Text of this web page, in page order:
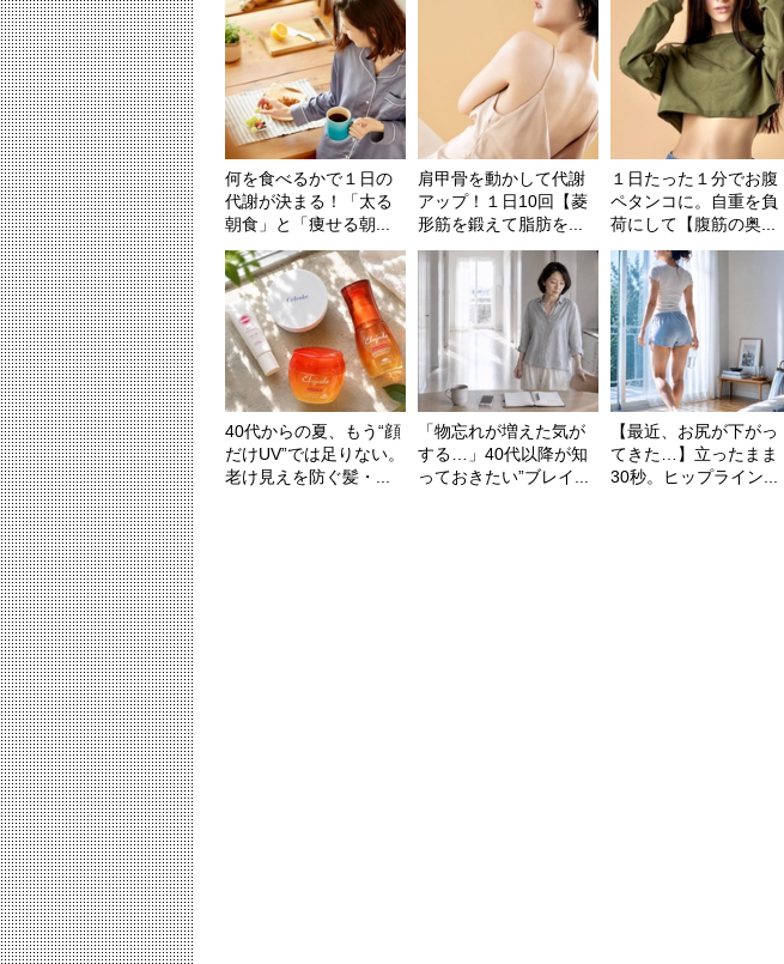
何を食べるかで１日の
代謝が決まる！「太る
朝食」と「痩せる朝...
肩甲骨を動かして代謝
アップ！１日10回【菱
形筋を鍛えて脂肪を...
１日たった１分でお腹
ペタンコに。自重を負
荷にして【腹筋の奥...
40代からの夏、もう“顔
だけUV”では足りない。
老け見えを防ぐ髪・...
「物忘れが増えた気が
する…」40代以降が知
っておきたい”ブレイ...
【最近、お尻が下がっ
てきた…】立ったまま
30秒。ヒップライン...